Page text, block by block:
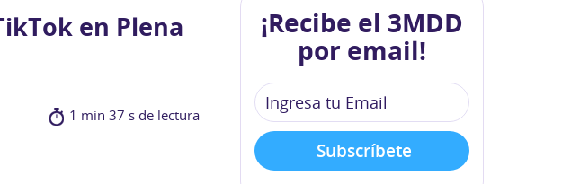
en Plena
1 min 37 s de lectura
¡Recibe el 3MDD
por email!